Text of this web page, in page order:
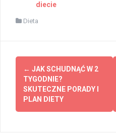
diecie
Dieta
Post
navigation
← JAK SCHUDNĄĆ W 2
TYGODNIE?
SKUTECZNE PORADY I
PLAN DIETY